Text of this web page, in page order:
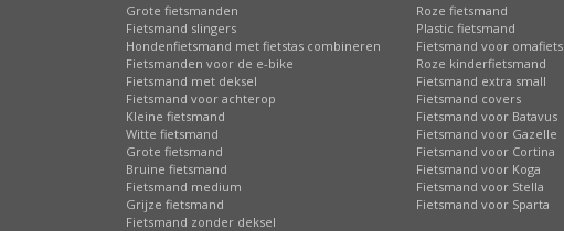
Grote fietsmanden
Fietsmand slingers
Hondenfietsmand met fietstas combineren
Fietsmanden voor de e-bike
Fietsmand met deksel
Fietsmand voor achterop
Kleine fietsmand
Witte fietsmand
Grote fietsmand
Bruine fietsmand
Fietsmand medium
Grijze fietsmand
Fietsmand zonder deksel
Roze fietsmand
Plastic fietsmand
Fietsmand voor omafiets
Roze kinderfietsmand
Fietsmand extra small
Fietsmand covers
Fietsmand voor Batavus
Fietsmand voor Gazelle
Fietsmand voor Cortina
Fietsmand voor Koga
Fietsmand voor Stella
Fietsmand voor Sparta